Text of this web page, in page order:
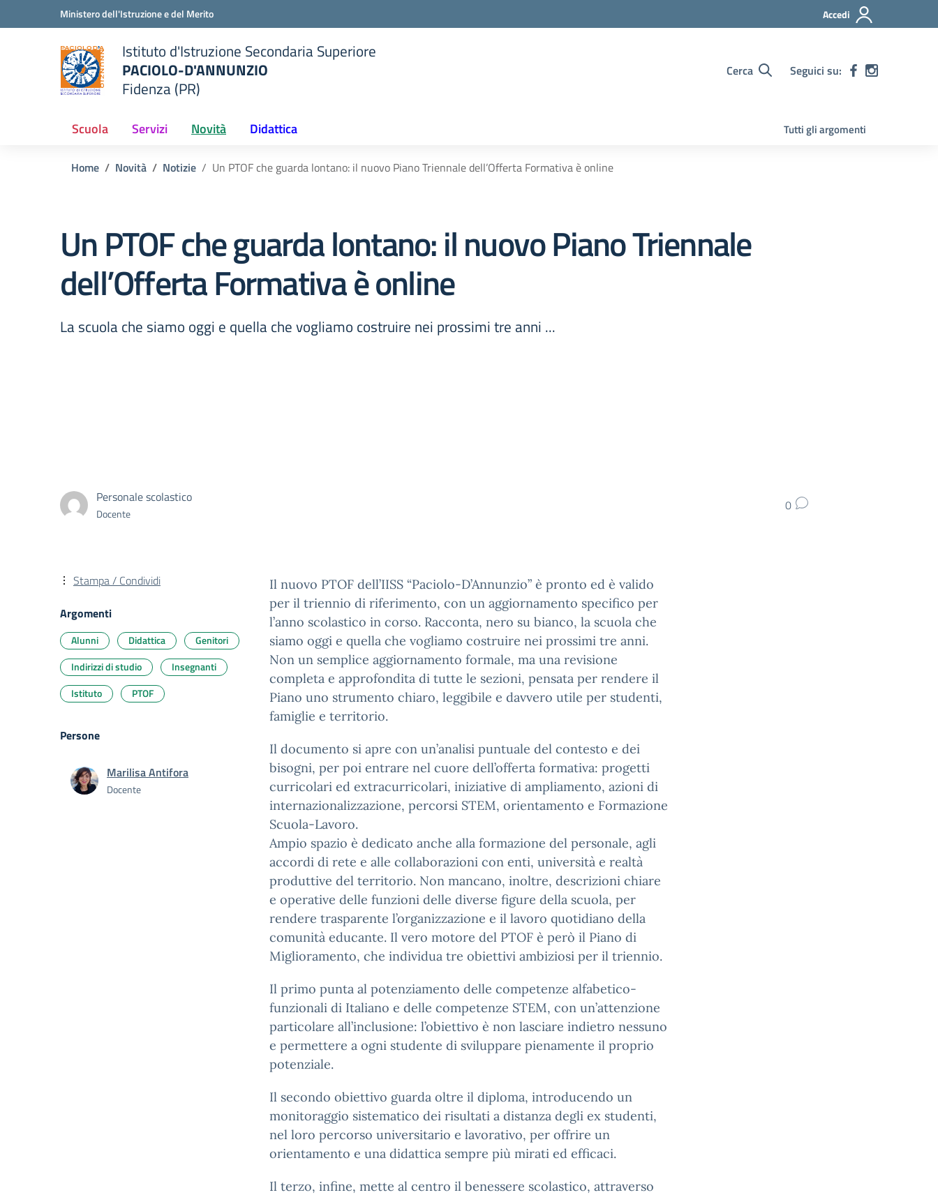
Vai ai contenuti
Vai al menu di navigazioneMinistero dell'Istruzione e del Merito Accedi
scuola
Istituto d'Istruzione Secondaria Superiore
PACIOLO-D'ANNUNZIO
Fidenza (PR)
Cerca Seguici su:
Scuola Servizi Novità Didattica Tutti gli argomenti
Home Novità Notizie Un PTOF che guarda lontano: il nuovo Piano Triennale dell’Offerta Formativa è online
Un PTOF che guarda lontano: il nuovo Piano Triennale
dell’Offerta Formativa è online
La scuola che siamo oggi e quella che vogliamo costruire nei prossimi tre anni ...
Personale scolastico
Docente 0
Il nuovo PTOF dell’IISS “Paciolo-D’Annunzio” è pronto ed è valido
per il triennio di riferimento, con un aggiornamento specifico per
l’anno scolastico in corso. Racconta, nero su bianco, la scuola che
siamo oggi e quella che vogliamo costruire nei prossimi tre anni.
Non un semplice aggiornamento formale, ma una revisione
completa e approfondita di tutte le sezioni, pensata per rendere il
Piano uno strumento chiaro, leggibile e davvero utile per studenti,
famiglie e territorio.
Il documento si apre con un’analisi puntuale del contesto e dei
bisogni, per poi entrare nel cuore dell’offerta formativa: progetti
curricolari ed extracurricolari, iniziative di ampliamento, azioni di
internazionalizzazione, percorsi STEM, orientamento e Formazione
Scuola-Lavoro.
Ampio spazio è dedicato anche alla formazione del personale, agli
accordi di rete e alle collaborazioni con enti, università e realtà
produttive del territorio. Non mancano, inoltre, descrizioni chiare
e operative delle funzioni delle diverse figure della scuola, per
rendere trasparente l’organizzazione e il lavoro quotidiano della
comunità educante. Il vero motore del PTOF è però il Piano di
Miglioramento, che individua tre obiettivi ambiziosi per il triennio.
Il primo punta al potenziamento delle competenze alfabetico-
funzionali di Italiano e delle competenze STEM, con un’attenzione
particolare all’inclusione: l’obiettivo è non lasciare indietro nessuno
e permettere a ogni studente di sviluppare pienamente il proprio
potenziale.
Il secondo obiettivo guarda oltre il diploma, introducendo un
monitoraggio sistematico dei risultati a distanza degli ex studenti,
nel loro percorso universitario e lavorativo, per offrire un
orientamento e una didattica sempre più mirati ed efficaci.
Il terzo, infine, mette al centro il benessere scolastico, attraverso
Stampa / Condividi
Argomenti
Alunni Didattica
Genitori
Indirizzi di studio
Insegnanti
Istituto
PTOF
Persone
Marilisa Antifora
Docente